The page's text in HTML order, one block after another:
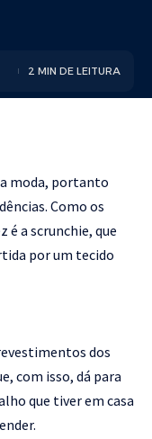
2 MIN DE LEITURA
moda, portanto
Como os
é a scrunchie, que
por um tecido
dos
com isso, dá para
que tiver em casa